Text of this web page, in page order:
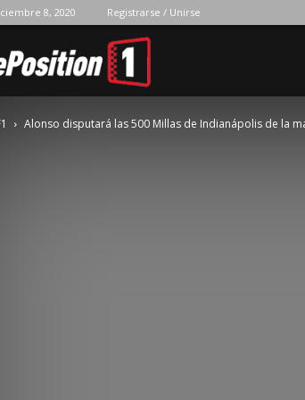
8, 2020 Registrarse / Unirse
Position
Alonso disputará las 500 Millas de Indianápolis de la